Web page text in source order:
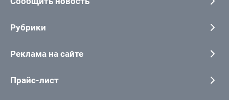
Рубрики
Реклама на сайте
Прайс-лист